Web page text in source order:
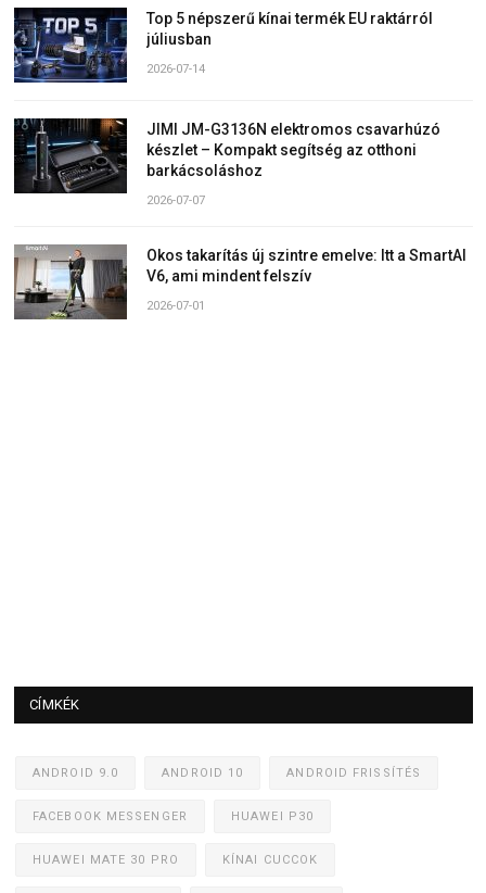
Top 5 népszerű kínai termék EU raktárról
júliusban
2026-07-14
JIMI JM-G3136N elektromos csavarhúzó
készlet – Kompakt segítség az otthoni
barkácsoláshoz
2026-07-07
Okos takarítás új szintre emelve: Itt a SmartAI
V6, ami mindent felszív
2026-07-01
CÍMKÉK
ANDROID 9.0 ANDROID 10 ANDROID FRISSÍTÉS
FACEBOOK MESSENGER HUAWEI P30
HUAWEI MATE 30 PRO KÍNAI CUCCOK